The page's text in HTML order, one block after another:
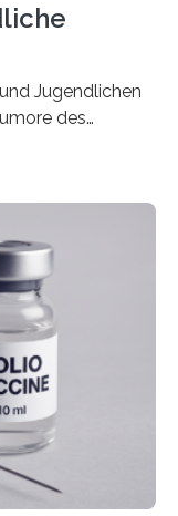
Jugendlichen
des
geheilt
Therapien, die
normales
Daniel Merk vom
am
solche
des
Sander-